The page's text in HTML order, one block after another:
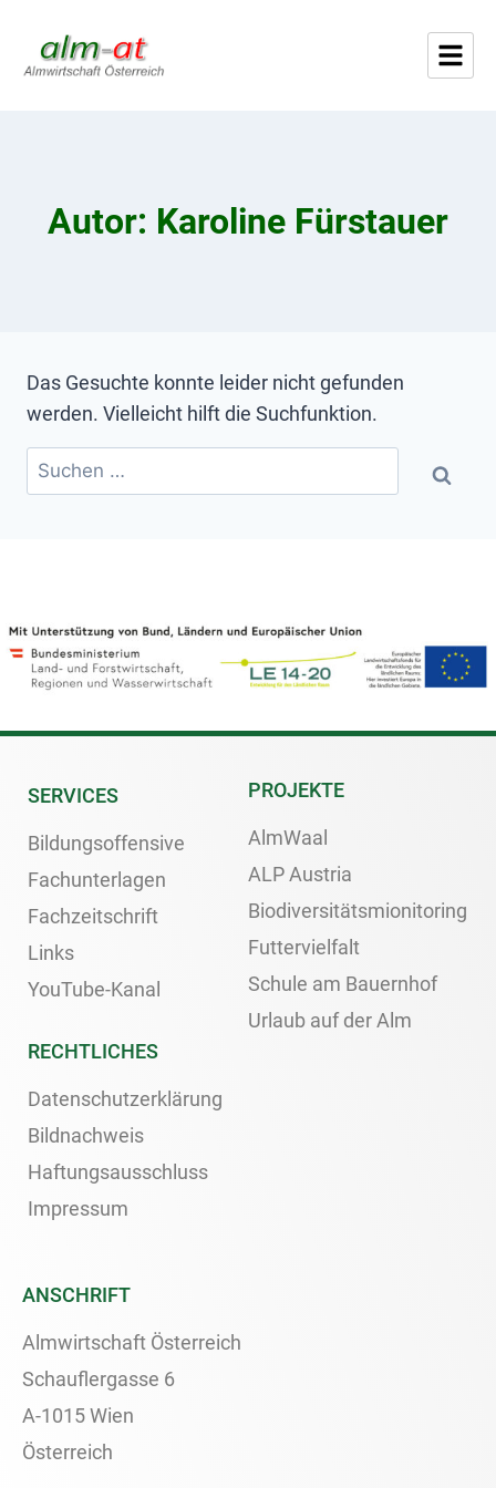
Autor: Karoline Fürstauer
Das Gesuchte konnte leider nicht gefunden
werden. Vielleicht hilft die Suchfunktion.
SERVICES
Bildungsoffensive
Fachunterlagen
Fachzeitschrift
Links
YouTube-Kanal
PROJEKTE
AlmWaal
ALP Austria
Biodiversitätsmionitoring
Futtervielfalt
Schule am Bauernhof
Urlaub auf der Alm
RECHTLICHES
Datenschutzerklärung
Bildnachweis
Haftungsausschluss
Impressum
ANSCHRIFT
Almwirtschaft Österreich
Schauflergasse 6
A-1015 Wien
Österreich